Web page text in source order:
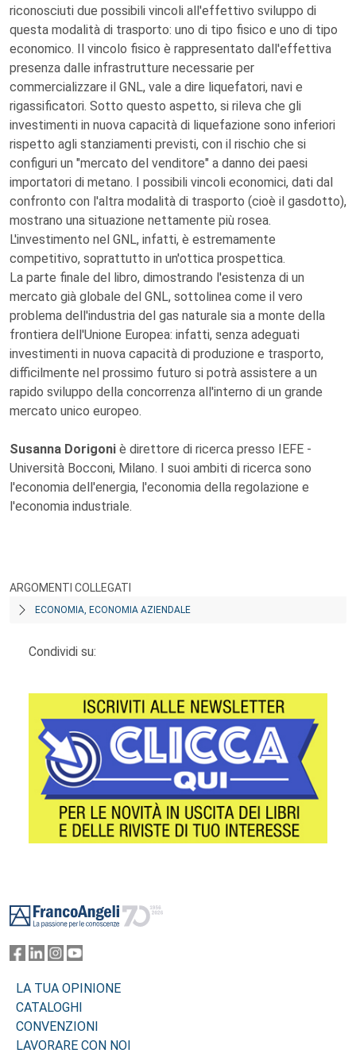
riconosciuti due possibili vincoli all'effettivo sviluppo di
questa modalità di trasporto: uno di tipo fisico e uno di tipo
economico. Il vincolo fisico è rappresentato dall'effettiva
presenza dalle infrastrutture necessarie per
commercializzare il GNL, vale a dire liquefatori, navi e
rigassificatori. Sotto questo aspetto, si rileva che gli
investimenti in nuova capacità di liquefazione sono inferiori
rispetto agli stanziamenti previsti, con il rischio che si
configuri un "mercato del venditore" a danno dei paesi
importatori di metano. I possibili vincoli economici, dati dal
confronto con l'altra modalità di trasporto (cioè il gasdotto),
mostrano una situazione nettamente più rosea.
L'investimento nel GNL, infatti, è estremamente
competitivo, soprattutto in un'ottica prospettica.
La parte finale del libro, dimostrando l'esistenza di un
mercato già globale del GNL, sottolinea come il vero
problema dell'industria del gas naturale sia a monte della
frontiera dell'Unione Europea: infatti, senza adeguati
investimenti in nuova capacità di produzione e trasporto,
difficilmente nel prossimo futuro si potrà assistere a un
rapido sviluppo della concorrenza all'interno di un grande
mercato unico europeo.
Susanna Dorigoni è direttore di ricerca presso IEFE -
Università Bocconi, Milano. I suoi ambiti di ricerca sono
l'economia dell'energia, l'economia della regolazione e
l'economia industriale.
ARGOMENTI COLLEGATI
ECONOMIA, ECONOMIA AZIENDALE
Condividi su:
LA TUA OPINIONE
CATALOGHI
CONVENZIONI
LAVORARE CON NOI